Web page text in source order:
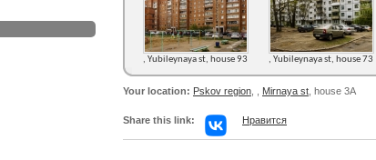
, Yubileynaya st, house 93 , Yubileynaya st, house 73
Your location: Pskov region Mirnaya st , house 3А
Share this link: Нравится